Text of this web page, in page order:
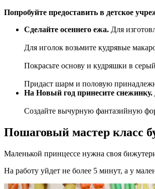
Попробуйте предоставить в детское
Сделайте осеннего ежа. Для
Для иголок возьмите кудрявые
Покрасьте основу и кудряшки в
Придаст шарм и половую
На Новый год принесите снежинку.
Создайте вычурную фантазийную
Пошаговый мастер класс
Маленькой принцессе нужна своя
На работу уйдет не более 5 минут, а у